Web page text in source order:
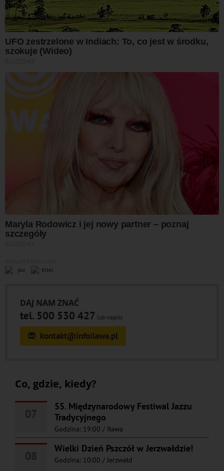
DAJ NAM ZNAĆ
tel. 500 530 427 lub napisz
kontakt@infoilawa.pl
Co, gdzie, kiedy?
55. Międzynarodowy Festiwal Jazzu
Tradycyjnego
Godzina: 19:00 / Iława
Wielki Dzień Pszczół w Jerzwałdzie!
Godzina: 10:00 / Jerzwałd